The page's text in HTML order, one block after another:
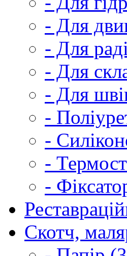
- Для
- Для
- Для
- Для
-
-
-
-
Скотч,